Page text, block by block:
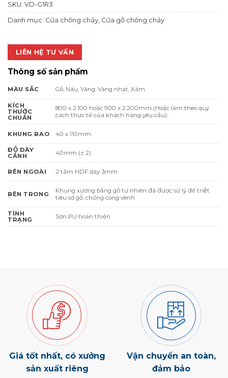
SKU: VD-G1R3
Danh mục: Cửa chống cháy, Cửa gỗ chống cháy
LIÊN HỆ TƯ VẤN
Thông số sản phẩm
MÀU SẮC Gỗ, Nâu, Vàng, Vàng nhạt, Xám
KÍCH
THƯỚC
CHUẨN
800 x 2.100 hoặc 900 x 2.200mm (Hoặc làm theo quy
cách thực tế của khách hàng yêu cầu).
KHUNG BAO 40 x 110mm.
ĐỘ DÀY
CÁNH
40mm (± 2)
BÊN NGOÀI 2 tấm HDF dày 3mm
BÊN TRONG
Khung xương bằng gỗ tự nhiên đã được sử lý để triệt
tiêu sớ gỗ, chống cong vênh
TÌNH
TRẠNG
Sơn PU hoàn thiện
Giá tốt nhất, có xưởng
sản xuất riêng
Vận chuyển an toàn,
đảm bảo